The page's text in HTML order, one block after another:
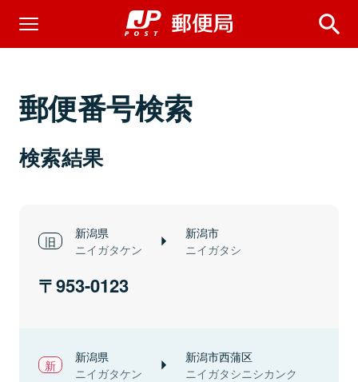
郵便番号検索
検索結果
新潟県
ニイガタケン
新潟市
ニイガタシ
953-0123
新潟県
ニイガタケン
新潟市西蒲区
ニイガタシニシカンク